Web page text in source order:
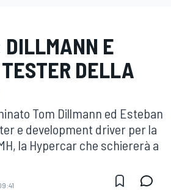
DILLMANN E
DELLA
Tom Dillmann ed Esteban
e development driver per la
la Hypercar che schiererà a